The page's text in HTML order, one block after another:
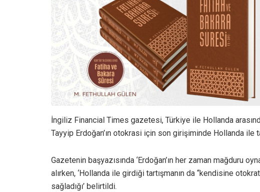
İngiliz Financial Times gazetesi, Türkiye ile Hollanda
Tayyip Erdoğan’ın otokrasi için son girişiminde Hollanda ile
Gazetenin başyazısında ‘Erdoğan’ın her zaman mağduru
alırken, ‘Hollanda ile girdiği tartışmanın da “kendisine
sağladığı’ belirtildi.